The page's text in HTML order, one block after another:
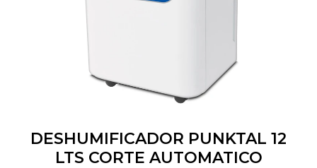
DESHUMIFICADOR PUNKTAL 12
LTS CORTE AUTOMATICO
Jardín y Aire Libre